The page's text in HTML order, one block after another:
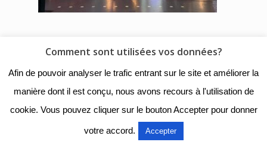
© 2018 - Collège Henri de
Navarre |Mentions légales|
Organigramme|Nous
contacter
Comment sont utilisées vos données?
Afin de pouvoir analyser le trafic entrant sur le site et améliorer la
manière dont il est conçu, nous avons recours à l'utilisation de
cookie. Vous pouvez cliquer sur le bouton Accepter pour donner
votre accord. Accepter